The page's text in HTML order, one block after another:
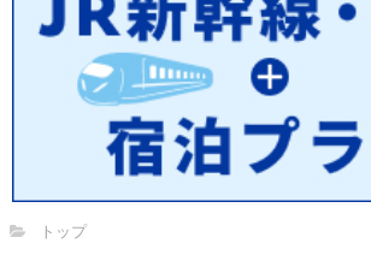
トップ